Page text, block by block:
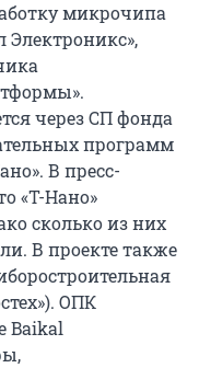
микрочипа
Электроникс»,
через СП фонда
программ
В пресс-
«Т-Нано»
сколько из них
В проекте также
ОПК
Baikal